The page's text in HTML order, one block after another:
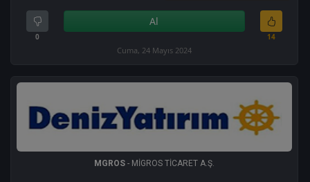
0
Al
14
Cuma, 24 Mayıs 2024
MGROS - MİGROS TİCARET A.Ş.